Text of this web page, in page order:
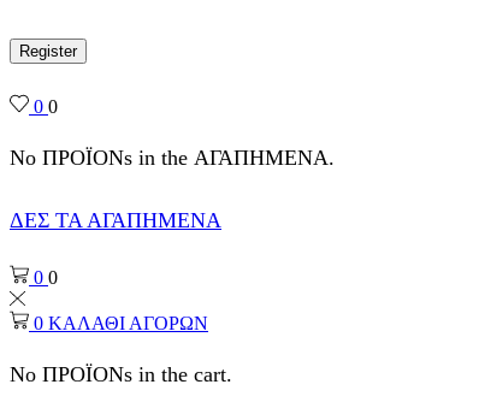
Register
0 0
No ΠΡΟΪΟΝs in the ΑΓΑΠΗΜΕΝΑ.
ΔΕΣ ΤΑ ΑΓΑΠΗΜΕΝΑ
0 0
0 ΚΑΛΑΘΙ ΑΓΟΡΩΝ
No ΠΡΟΪΟΝs in the cart.